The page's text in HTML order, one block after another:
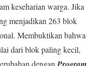
keseharian warga. Jika
menjadikan 263 blok
Membuktikan bahwa
dari blok paling kecil,
dengan Program